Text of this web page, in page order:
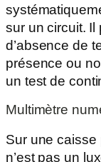
sur un circuit. Il
d’absence de
présence ou
un test de
Multimètre
Sur une caisse
n’est pas un